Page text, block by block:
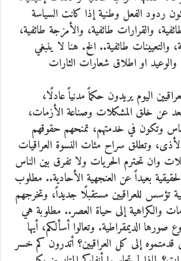
ردود الفعل وطنية إذا كانت السياسة
والقرارات طائفية، والأمزجة طائفية،
والتعيينات طائفية.. الخ. هنا لا ينبغي
والوعيد او اطلاق شعارات الثارات
اليوم يريدون حكماً مدنياً عادلًا،
عن خلق المشكلات وصناعة الأزمات،
وتكون في خدمتهم، تمنحهم حقوقهم
وتطلق سراح مئات النسوة العراقيات
وان تحترم الحريات ولا تفرق بين الناس
بعيداً عن العنجهية الأحادية.. مطلوب
تؤسس للعراقيين مستقبلًا جديداً، وتخرجهم
والكراهية إلى حياة العصر.. مطلوبة هي
صورها الديمقراطية. وتعالوا أسألكم، أيها
قدمتموه إلى كل العراقيين؟ أتدرون كم خسر